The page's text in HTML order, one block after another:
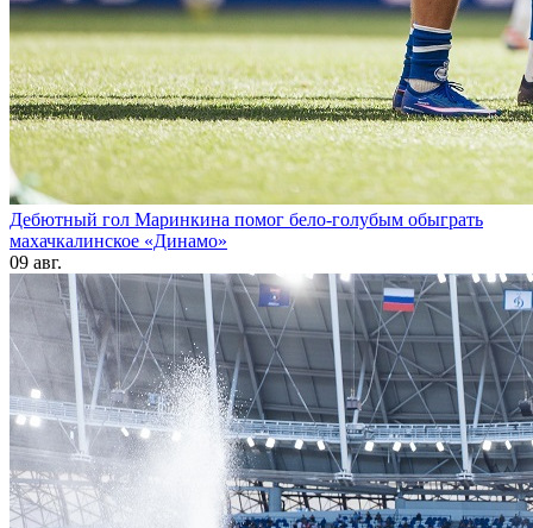
Дебютный гол Маринкина помог бело-голубым обыграть
махачкалинское «Динамо»
09 авг.